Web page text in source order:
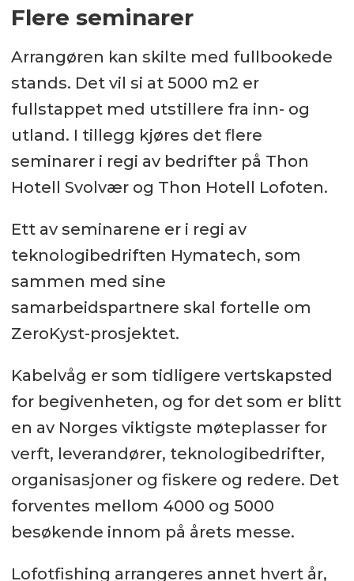
Flere seminarer
Arrangøren kan skilte med fullbookede
stands. Det vil si at 5000 m2 er
fullstappet med utstillere fra inn- og
utland. I tillegg kjøres det flere
seminarer i regi av bedrifter på Thon
Hotell Svolvær og Thon Hotell Lofoten.
Ett av seminarene er i regi av
teknologibedriften Hymatech, som
sammen med sine
samarbeidspartnere skal fortelle om
ZeroKyst-prosjektet.
Kabelvåg er som tidligere vertskapsted
for begivenheten, og for det som er blitt
en av Norges viktigste møteplasser for
verft, leverandører, teknologibedrifter,
organisasjoner og fiskere og redere. Det
forventes mellom 4000 og 5000
besøkende innom på årets messe.
Lofotfishing arrangeres annet hvert år,